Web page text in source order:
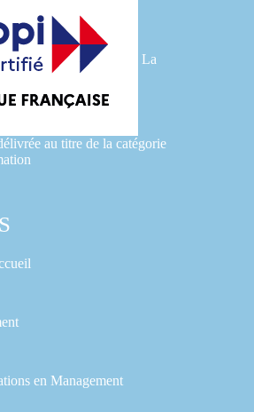
La
au titre de la catégorie
en Management